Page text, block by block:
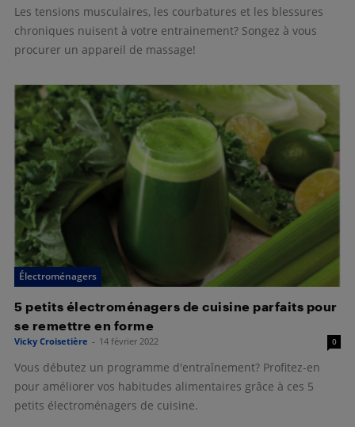
Les tensions musculaires, les courbatures et les blessures
chroniques nuisent à votre entrainement? Songez à vous
procurer un appareil de massage!
Électroménagers
5 petits électroménagers de cuisine parfaits pour
se remettre en forme
Vicky Croisetière - 14 février 2022 0
Vous débutez un programme d'entraînement? Profitez-en
pour améliorer vos habitudes alimentaires grâce à ces 5
petits électroménagers de cuisine.